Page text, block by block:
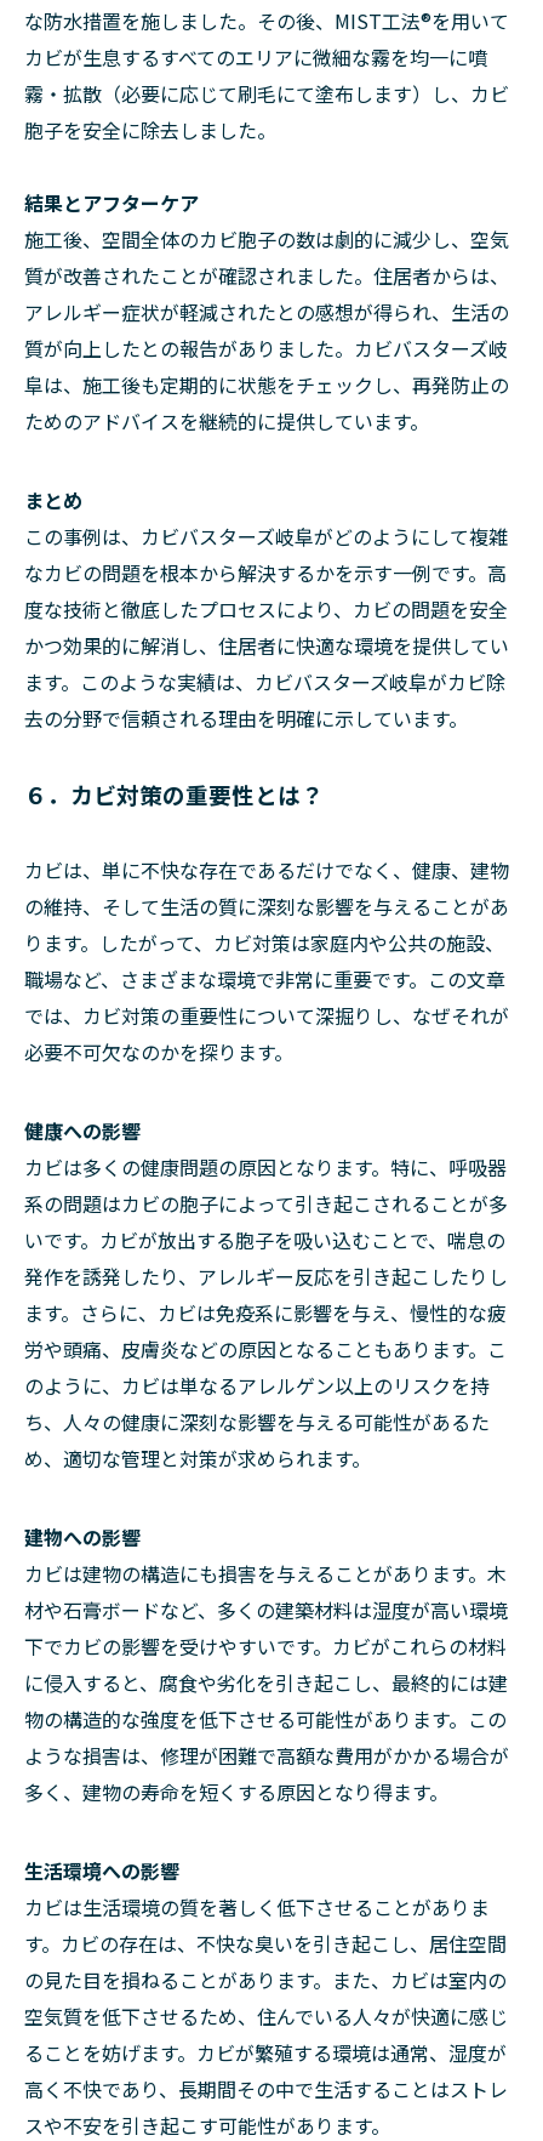
な防水措置を施しました。その後、MIST工法®を用いて
カビが生息するすべてのエリアに微細な霧を均一に噴
霧・拡散（必要に応じて刷毛にて塗布します）し、カビ
胞子を安全に除去しました。
結果とアフターケア
施工後、空間全体のカビ胞子の数は劇的に減少し、空気
質が改善されたことが確認されました。住居者からは、
アレルギー症状が軽減されたとの感想が得られ、生活の
質が向上したとの報告がありました。カビバスターズ岐
阜は、施工後も定期的に状態をチェックし、再発防止の
ためのアドバイスを継続的に提供しています。
まとめ
この事例は、カビバスターズ岐阜がどのようにして複雑
なカビの問題を根本から解決するかを示す一例です。高
度な技術と徹底したプロセスにより、カビの問題を安全
かつ効果的に解消し、住居者に快適な環境を提供してい
ます。このような実績は、カビバスターズ岐阜がカビ除
去の分野で信頼される理由を明確に示しています。
６．カビ対策の重要性とは？
カビは、単に不快な存在であるだけでなく、健康、建物
の維持、そして生活の質に深刻な影響を与えることがあ
ります。したがって、カビ対策は家庭内や公共の施設、
職場など、さまざまな環境で非常に重要です。この文章
では、カビ対策の重要性について深掘りし、なぜそれが
必要不可欠なのかを探ります。
健康への影響
カビは多くの健康問題の原因となります。特に、呼吸器
系の問題はカビの胞子によって引き起こされることが多
いです。カビが放出する胞子を吸い込むことで、喘息の
発作を誘発したり、アレルギー反応を引き起こしたりし
ます。さらに、カビは免疫系に影響を与え、慢性的な疲
労や頭痛、皮膚炎などの原因となることもあります。こ
のように、カビは単なるアレルゲン以上のリスクを持
ち、人々の健康に深刻な影響を与える可能性があるた
め、適切な管理と対策が求められます。
建物への影響
カビは建物の構造にも損害を与えることがあります。木
材や石膏ボードなど、多くの建築材料は湿度が高い環境
下でカビの影響を受けやすいです。カビがこれらの材料
に侵入すると、腐食や劣化を引き起こし、最終的には建
物の構造的な強度を低下させる可能性があります。この
ような損害は、修理が困難で高額な費用がかかる場合が
多く、建物の寿命を短くする原因となり得ます。
生活環境への影響
カビは生活環境の質を著しく低下させることがありま
す。カビの存在は、不快な臭いを引き起こし、居住空間
の見た目を損ねることがあります。また、カビは室内の
空気質を低下させるため、住んでいる人々が快適に感じ
ることを妨げます。カビが繁殖する環境は通常、湿度が
高く不快であり、長期間その中で生活することはストレ
スや不安を引き起こす可能性があります。